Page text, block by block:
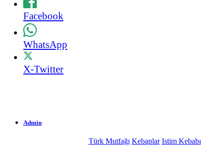
Facebook
WhatsApp
X-Twitter
Admin
Türk Mutfağı Kebaplar Istim Kebabı